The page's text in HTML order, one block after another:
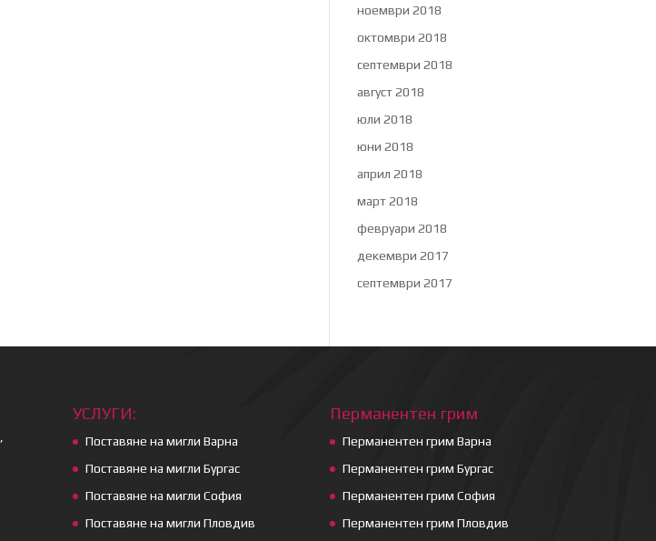
ноември 2018
октомври 2018
септември 2018
август 2018
юли 2018
юни 2018
април 2018
март 2018
февруари 2018
декември 2017
септември 2017
УСЛУГИ:
Поставяне на мигли Варна
Поставяне на мигли Бургас
Поставяне на мигли София
Поставяне на мигли Пловдив
Перманентен грим
Перманентен грим Варна
Перманентен грим Бургас
Перманентен грим София
Перманентен грим Пловдив